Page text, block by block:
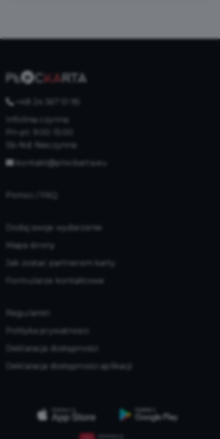
+48 24 367 51 95
Infolinia czynna:
Pn-pt: 9:00-15:00
Sb-Nd: Nieczynne
kontakt@plockarta.eu
Dodaj swoje wydarzenie
Mapa strony
Jak zostać partnerem karty
Formularze kontaktowe
Regulamin
Polityka prywatności
Deklaracja dostępności
Deklaracja dostępności aplikacji